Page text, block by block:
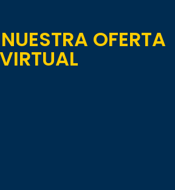
OFERTA
VIRTUAL